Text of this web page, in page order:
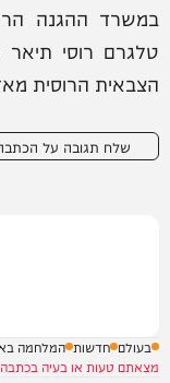
במשרד ההגנה
טלגרם רוסי תיאר
הצבאית הרוסית
שלח תגובה על
בעולם חדשות המלחמה
מצאתם טעות או בעיה